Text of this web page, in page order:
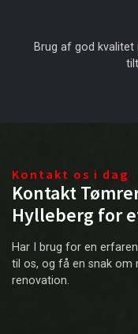
Brug af god
Kontakt os i dag
Kontakt
Hylleberg for
Har I brug for en
til os, og få en snak om
renovation.